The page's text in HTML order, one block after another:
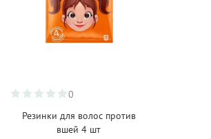
0
Резинки для волос против
вшей 4 шт